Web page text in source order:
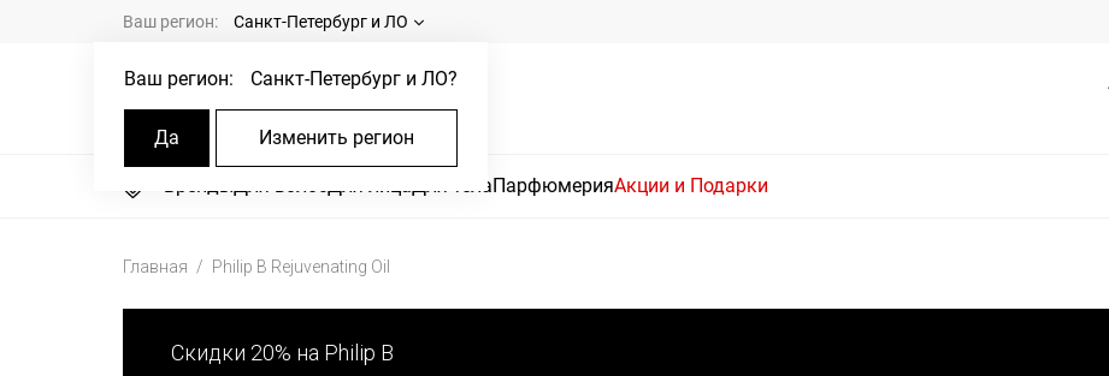
Ваш регион: Санкт-Петербург и ЛО
Ваш регион: Санкт-Петербург и ЛО?
Да Изменить регион
БрендыДля волосДля лицаДля телаПарфюмерияАкции и Подарки
Главная Philip B Rejuvenating Oil
Скидки 20% на Philip B